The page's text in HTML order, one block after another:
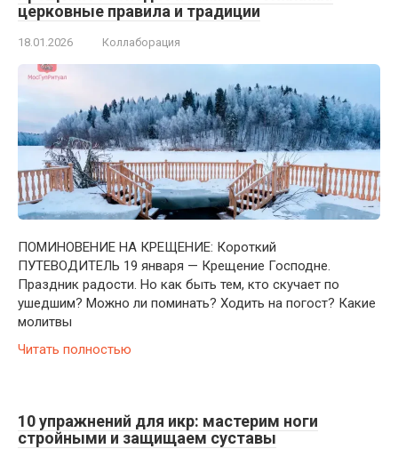
церковные правила и традиции
18.01.2026 Коллаборация
ПОМИНОВЕНИЕ НА КРЕЩЕНИЕ: Короткий
ПУТЕВОДИТЕЛЬ 19 января — Крещение Господне.
Праздник радости. Но как быть тем, кто скучает по
ушедшим? Можно ли поминать? Ходить на погост? Какие
молитвы
Читать полностью
10 упражнений для икр: мастерим ноги
стройными и защищаем суставы